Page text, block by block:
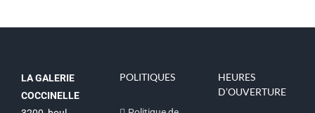
LA GALERIE
COCCINELLE
POLITIQUES
HEURES
D’OUVERTURE